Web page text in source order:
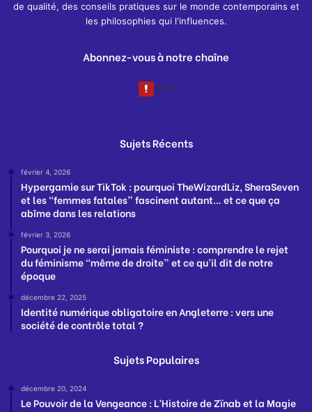
de qualité, des conseils pratiques sur le monde contemporains et
les philosophies qui l'influences.
Abonnez-vous à notre chaîne
Sujets Récents
février 4, 2026
Hypergamie sur TikTok : pourquoi TheWizardLiz, SheraSeven
et les “femmes fatales” fascinent autant… et ce que ça
abîme dans les relations
février 3, 2026
Pourquoi je ne serai jamais féministe : comprendre le rejet
du féminisme “même de droite” et ce qu’il dit de notre
époque
décembre 22, 2025
Identité numérique obligatoire en Angleterre : vers une
société de contrôle total ?
Sujets Populaires
décembre 20, 2024
Le Pouvoir de la Vengeance : L’Histoire de Zïnab et la Magie